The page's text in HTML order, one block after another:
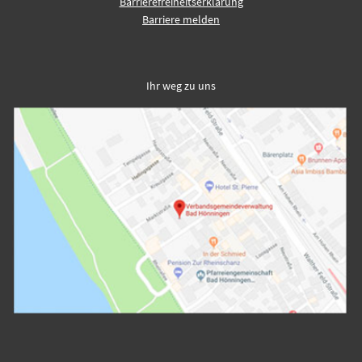
Barriere melden
Ihr weg zu uns